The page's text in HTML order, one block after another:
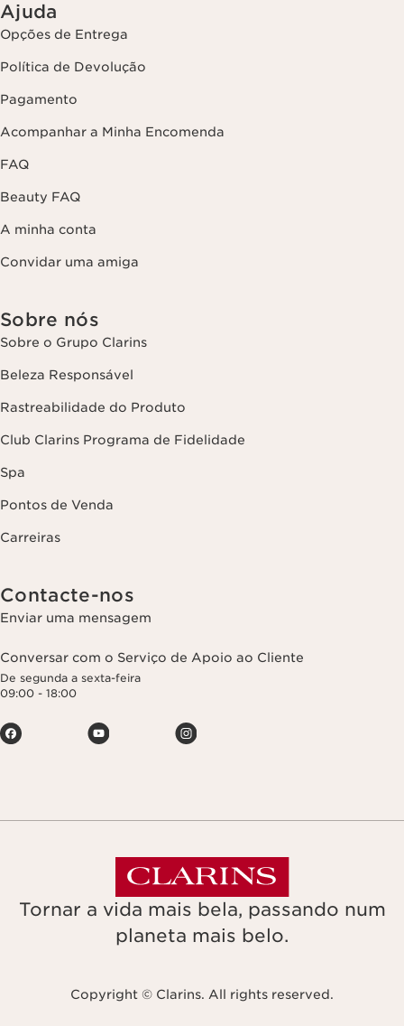
Ajuda
Opções de Entrega
Política de Devolução
Pagamento
Acompanhar a Minha Encomenda
FAQ
Beauty FAQ
A minha conta
Convidar uma amiga
Sobre nós
Sobre o Grupo Clarins
Beleza Responsável
Rastreabilidade do Produto
Club Clarins Programa de Fidelidade
Spa
Pontos de Venda
Carreiras
Contacte-nos
Enviar uma mensagem
Conversar com o Serviço de Apoio ao Cliente
De segunda a sexta-feira
09:00 - 18:00
Tornar a vida mais bela, passando num
planeta mais belo.
Copyright © Clarins. All rights reserved.